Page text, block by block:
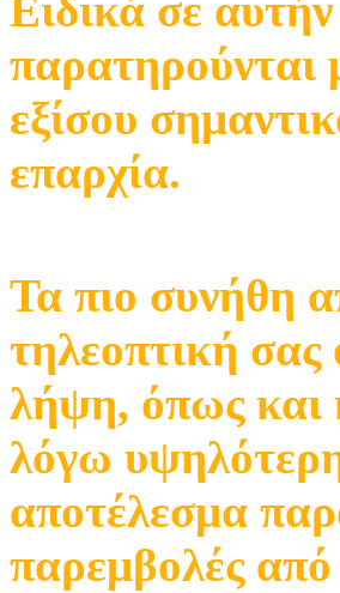
παρατηρούνται
εξίσου
επαρχία.
Τα πιο συνήθη
τηλεοπτική σας
λήψη, όπως και
λόγω
αποτέλεσμα
παρεμβολές